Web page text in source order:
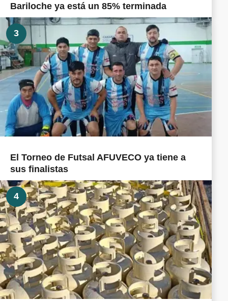
Bariloche ya está un 85% terminada
3
El Torneo de Futsal AFUVECO ya tiene a
sus finalistas
4